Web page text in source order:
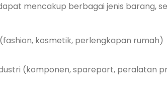
mencakup berbagai jenis barang,
kosmetik, perlengkapan rumah)
(komponen, sparepart, peralatan